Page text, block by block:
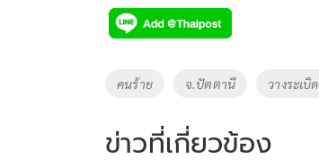
e
b
o
k
tt
er
p
y
Li
k
Tags
คนร้าย จ.ปัตตานี วางระเบิด
ข่าวที่เกี่ยวข้อง